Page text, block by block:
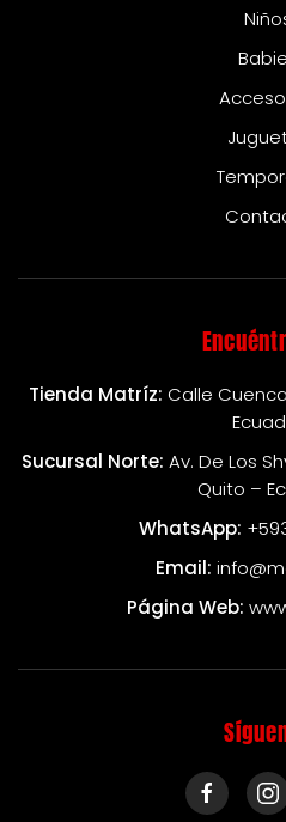
Tienda Matríz: Calle
Sucursal Norte: Av. De Los
Quito –
WhatsApp:
Email:
Página Web: